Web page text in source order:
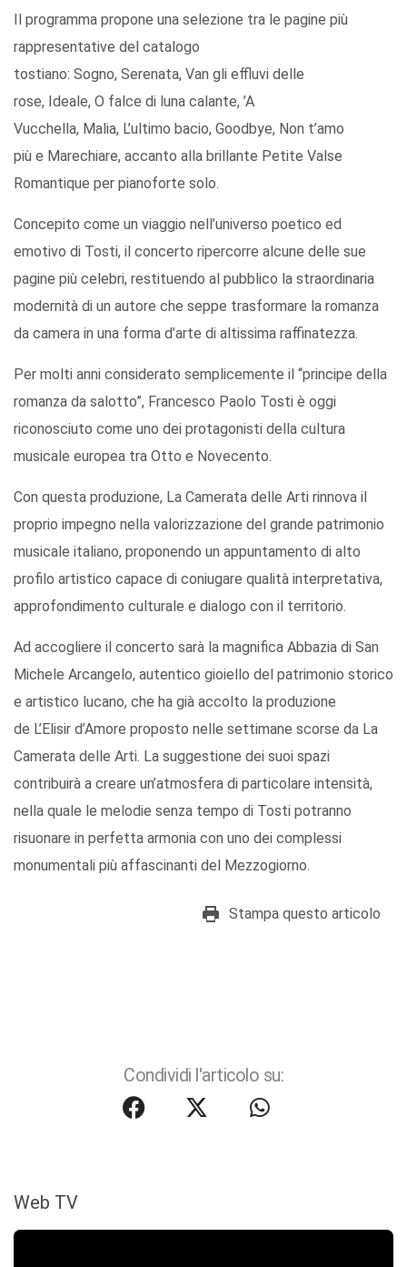
Il programma propone una selezione tra le pagine più
rappresentative del catalogo
tostiano: Sogno, Serenata, Van gli effluvi delle
rose, Ideale, O falce di luna calante, ’A
Vucchella, Malia, L’ultimo bacio, Goodbye, Non t’amo
più e Marechiare, accanto alla brillante Petite Valse
Romantique per pianoforte solo.
Concepito come un viaggio nell’universo poetico ed
emotivo di Tosti, il concerto ripercorre alcune delle sue
pagine più celebri, restituendo al pubblico la straordinaria
modernità di un autore che seppe trasformare la romanza
da camera in una forma d’arte di altissima raffinatezza.
Per molti anni considerato semplicemente il “principe della
romanza da salotto”, Francesco Paolo Tosti è oggi
riconosciuto come uno dei protagonisti della cultura
musicale europea tra Otto e Novecento.
Con questa produzione, La Camerata delle Arti rinnova il
proprio impegno nella valorizzazione del grande patrimonio
musicale italiano, proponendo un appuntamento di alto
profilo artistico capace di coniugare qualità interpretativa,
approfondimento culturale e dialogo con il territorio.
Ad accogliere il concerto sarà la magnifica Abbazia di San
Michele Arcangelo, autentico gioiello del patrimonio storico
e artistico lucano, che ha già accolto la produzione
de L’Elisir d’Amore proposto nelle settimane scorse da La
Camerata delle Arti. La suggestione dei suoi spazi
contribuirà a creare un’atmosfera di particolare intensità,
nella quale le melodie senza tempo di Tosti potranno
risuonare in perfetta armonia con uno dei complessi
monumentali più affascinanti del Mezzogiorno.
Stampa questo articolo
Condividi l'articolo su:
Web TV